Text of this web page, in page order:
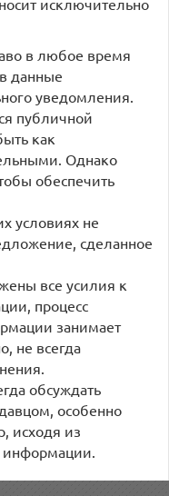
в любое время
данные
уведомления.
публичной
как
Однако
обеспечить
условиях не
сделанное
все усилия к
процесс
занимает
не всегда
обсуждать
особенно
исходя из
информации.